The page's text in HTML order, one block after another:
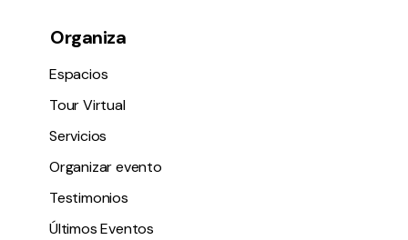
Organiza
Espacios
Tour Virtual
Servicios
Organizar evento
Testimonios
Últimos Eventos